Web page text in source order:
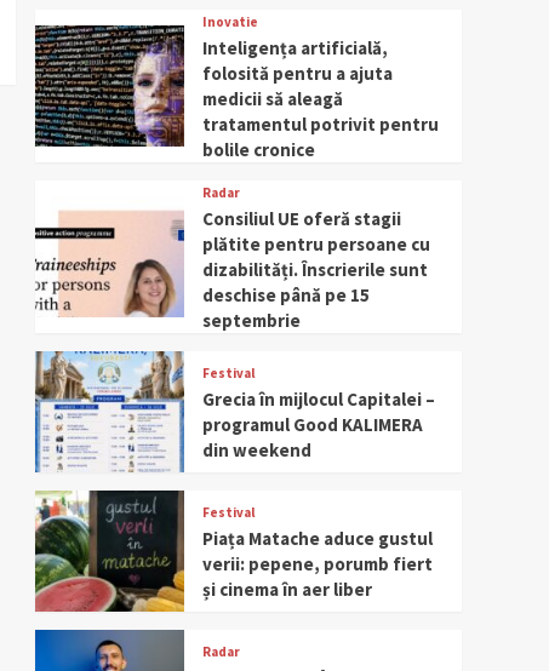
Inovatie
Inteligența artificială,
folosită pentru a ajuta
medicii să aleagă
tratamentul potrivit pentru
bolile cronice
Radar
Consiliul UE oferă stagii
plătite pentru persoane cu
dizabilități. Înscrierile sunt
deschise până pe 15
septembrie
Festival
Grecia în mijlocul Capitalei –
programul Good KALIMERA
din weekend
Festival
Piața Matache aduce gustul
verii: pepene, porumb fiert
și cinema în aer liber
Radar